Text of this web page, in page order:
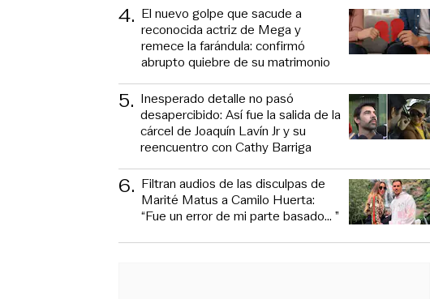
4. El nuevo golpe que sacude a
reconocida actriz de Mega y
remece la farándula: confirmó
abrupto quiebre de su matrimonio
5. Inesperado detalle no pasó
desapercibido: Así fue la salida de la
cárcel de Joaquín Lavín Jr y su
reencuentro con Cathy Barriga
6. Filtran audios de las disculpas de
Marité Matus a Camilo Huerta:
“Fue un error de mi parte basado... ”